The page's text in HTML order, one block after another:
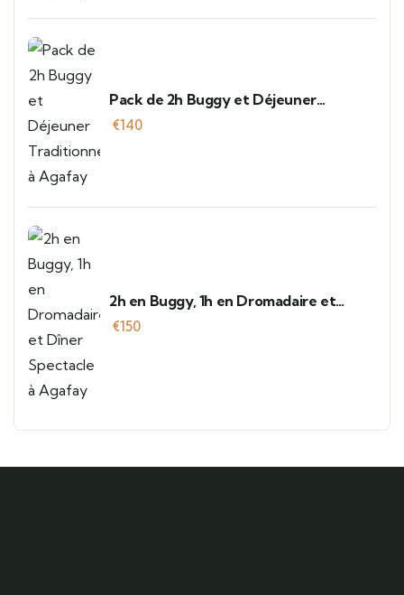
Pack de 2h Buggy et Déjeuner
Traditionnel à Agafay
€140
2h en Buggy, 1h en Dromadaire et
Dîner Spectacle à Agafay
€150